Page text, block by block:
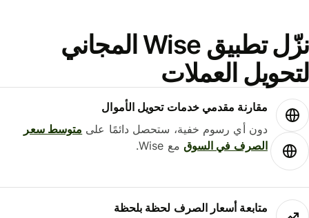
نزّل تطبيق Wise المجاني
العملات
مقارنة مقدمي خدمات تحويل الأموال
دون أي رسوم خفية، ستحصل دائمًا علىمتوسط ​​سعر
الصرف في السوقمع Wise.
متابعة أسعار الصرف لحظة بلحظة